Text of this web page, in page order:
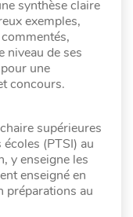
synthèse claire
exemples,
niveau de ses
une
concours.
supérieures
(PTSI) au
y enseigne les
enseigné en
préparations au